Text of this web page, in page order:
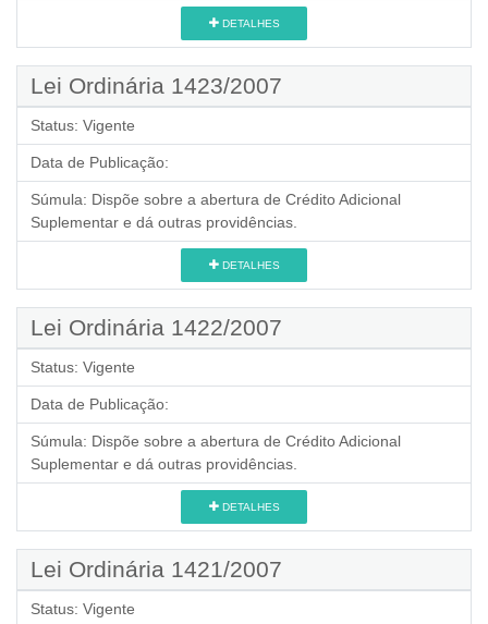
DETALHES
Lei Ordinária 1423/2007
Status: Vigente
Data de Publicação:
Súmula: Dispõe sobre a abertura de Crédito Adicional
Suplementar e dá outras providências.
DETALHES
Lei Ordinária 1422/2007
Status: Vigente
Data de Publicação:
Súmula: Dispõe sobre a abertura de Crédito Adicional
Suplementar e dá outras providências.
DETALHES
Lei Ordinária 1421/2007
Status: Vigente